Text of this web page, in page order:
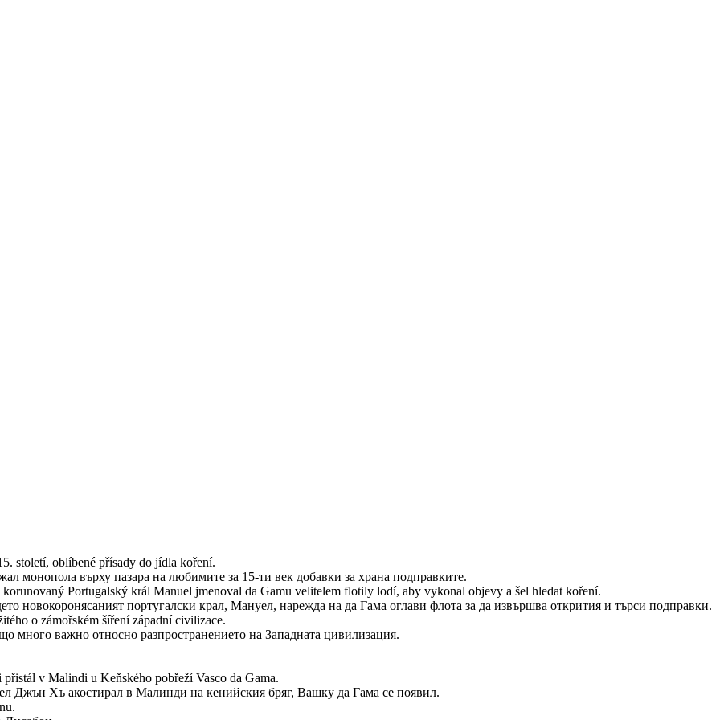
století, oblíbené přísady do jídla koření.
монопола върху пазара на любимите за 15-ти век добавки за храна подправките.
Portugalský král Manuel jmenoval da Gamu velitelem flotily lodí, aby vykonal objevy a šel hledat koření.
новокоронясаният португалски крал, Мануел, нарежда на да Гама оглави флота за да извършва открития и търси подправки.
o zámořském šíření západní civilizace.
важно относно разпространението на Западната цивилизация.
v Malindi u Keňského pobřeží Vasco da Gama.
Джън Хъ акостирал в Малинди на кенийския бряг, Вашку да Гама се появил.